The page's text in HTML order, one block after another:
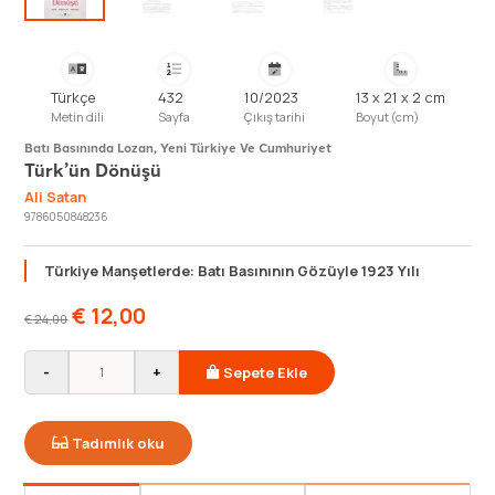
Türkçe
Metin dili
432
Sayfa
10/2023
Çıkış tarihi
13 x 21 x 2 cm
Boyut (cm)
Batı Basınında Lozan, Yeni Türkiye Ve Cumhuriyet
Türk’ün Dönüşü
Ali Satan
9786050848236
Türkiye Manşetlerde: Batı Basınının Gözüyle 1923 Yılı
€24,00 € 12,00
- + Sepete Ekle
Tadımlık oku